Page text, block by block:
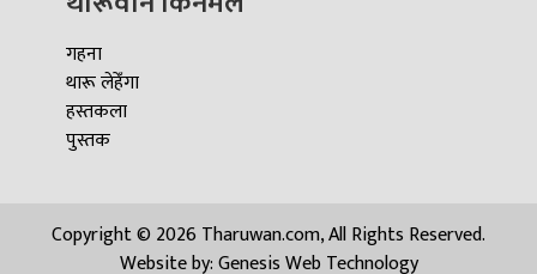
गहना
थारू लेहेँगा
हस्तकला
पुस्तक
Copyright © 2026 Tharuwan.com, All Rights Reserved.
Website by:Genesis Web Technology